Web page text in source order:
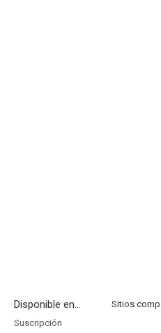
Disponible en...
Suscripción